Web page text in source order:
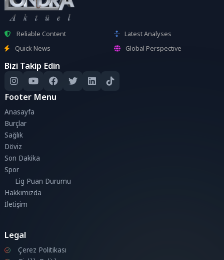
Reliable Content
Latest Analyses
Quick News
Global Perspective
Bizi Takip Edin
Footer Menu
Anasayfa
Burçlar
Sağlık
Döviz
Son Dakika
Spor
Lig Puan Durumu
Hakkımızda
İletişim
Legal
Çerez Politikası